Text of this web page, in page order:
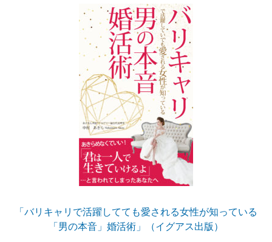
「バリキャリで活躍してても愛される女性が知っている
「男の本音」婚活術」（イグアス出版）